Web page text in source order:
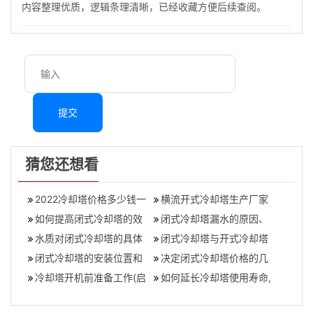
内容整理优质，逻辑条理清晰，已经收藏方便后续查阅。
提交
猜您还想看
2022冷却塔价格多少钱一
吨,冷却塔价钱是怎么算？
横流开式冷却塔生产厂家
(广东开式冷却塔维修)
如何提高闭式冷却塔的效
率,闭式冷却塔的详细介绍
闭式冷却塔漏水的原因、
冷却塔漏水的解决方法,闭
式冷却塔结
水质对闭式冷却塔的具体
影响(闭式冷却塔使用场所
都有哪些要
闭式冷却塔与开式冷却塔
的不同之处,开式冷却塔工
作原理示意
闭式冷却塔的安装位置和
高度有哪些标准要求？,闭
决定闭式冷却塔价格的几
个因素（为什么闭式冷却
冷却塔开机前准备工作(启
如何延长冷却塔使用寿命,